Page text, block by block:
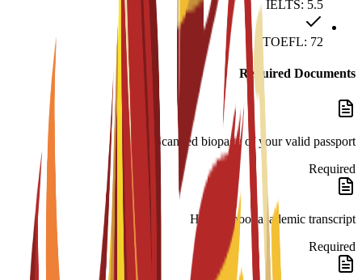
IELTS: 5.5
TOEFL: 72
Required Documents
Scanned biopage of your valid passport.
Required
High School academic transcript
Required